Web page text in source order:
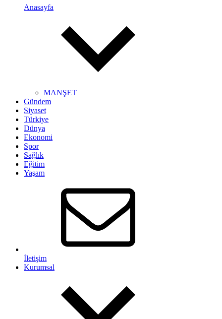
Anasayfa
MANŞET
Gündem
Siyaset
Türkiye
Dünya
Ekonomi
Spor
Sağlık
Eğitim
Yaşam
İletişim
Kurumsal